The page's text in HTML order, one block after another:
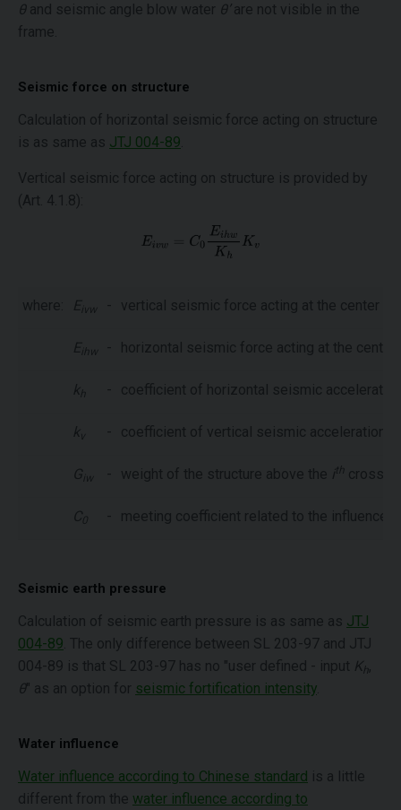
θand seismic angle blow water θ’are not visible in the
frame.
Seismic force on structure
Calculation of horizontal seismic force acting on structure
is as same as JTJ 004-89
Vertical seismic force acting on structure is provided by
(Art. 4.1.8):
where: E ivw - vertical seismic force acting at the center
E ihw - horizontal seismic force acting at the
kh - coefficient of horizontal seismic acceleration
k v - coefficient of vertical seismic acceleration,
G iw - weight of the structure above the ith cross
C - meeting coefficient related to the influence
Seismic earth pressure
Calculation of seismic earth pressure is as same as JTJ
004-89 . The only difference between SL 203-97 and JTJ
004-89 is that SL 203-97 has no "user defined - input Kh,
θ" as an option for seismic fortification intensity
Water influence
Water influence according to Chinese standard is a little
different from the water influence according to